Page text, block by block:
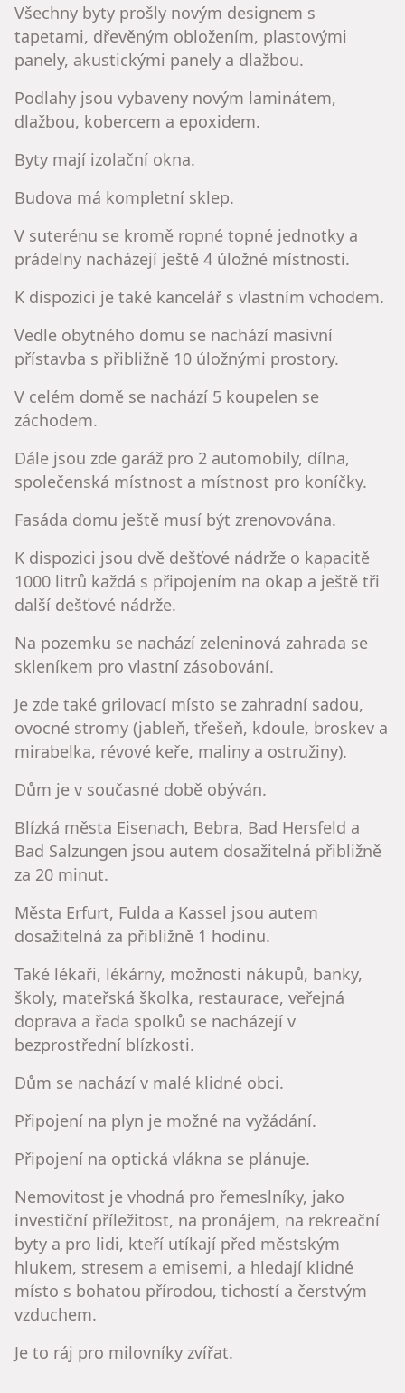
Všechny byty prošly novým designem s
tapetami, dřevěným obložením, plastovými
panely, akustickými panely a dlažbou.
Podlahy jsou vybaveny novým laminátem,
dlažbou, kobercem a epoxidem.
Byty mají izolační okna.
Budova má kompletní sklep.
V suterénu se kromě ropné topné jednotky a
prádelny nacházejí ještě 4 úložné místnosti.
K dispozici je také kancelář s vlastním vchodem.
Vedle obytného domu se nachází masivní
přístavba s přibližně 10 úložnými prostory.
V celém domě se nachází 5 koupelen se
záchodem.
Dále jsou zde garáž pro 2 automobily, dílna,
společenská místnost a místnost pro koníčky.
Fasáda domu ještě musí být zrenovována.
K dispozici jsou dvě dešťové nádrže o kapacitě
1000 litrů každá s připojením na okap a ještě tři
další dešťové nádrže.
Na pozemku se nachází zeleninová zahrada se
skleníkem pro vlastní zásobování.
Je zde také grilovací místo se zahradní sadou,
ovocné stromy (jableň, třešeň, kdoule, broskev a
mirabelka, révové keře, maliny a ostružiny).
Dům je v současné době obýván.
Blízká města Eisenach, Bebra, Bad Hersfeld a
Bad Salzungen jsou autem dosažitelná přibližně
za 20 minut.
Města Erfurt, Fulda a Kassel jsou autem
dosažitelná za přibližně 1 hodinu.
Také lékaři, lékárny, možnosti nákupů, banky,
školy, mateřská školka, restaurace, veřejná
doprava a řada spolků se nacházejí v
bezprostřední blízkosti.
Dům se nachází v malé klidné obci.
Připojení na plyn je možné na vyžádání.
Připojení na optická vlákna se plánuje.
Nemovitost je vhodná pro řemeslníky, jako
investiční příležitost, na pronájem, na rekreační
byty a pro lidi, kteří utíkají před městským
hlukem, stresem a emisemi, a hledají klidné
místo s bohatou přírodou, tichostí a čerstvým
vzduchem.
Je to ráj pro milovníky zvířat.